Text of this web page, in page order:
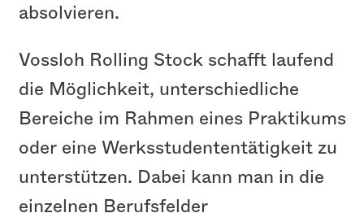
absolvieren.
Vossloh Rolling Stock schafft laufend
die Möglichkeit, unterschiedliche
Bereiche im Rahmen eines Praktikums
oder eine Werksstudententätigkeit zu
unterstützen. Dabei kann man in die
einzelnen Berufsfelder